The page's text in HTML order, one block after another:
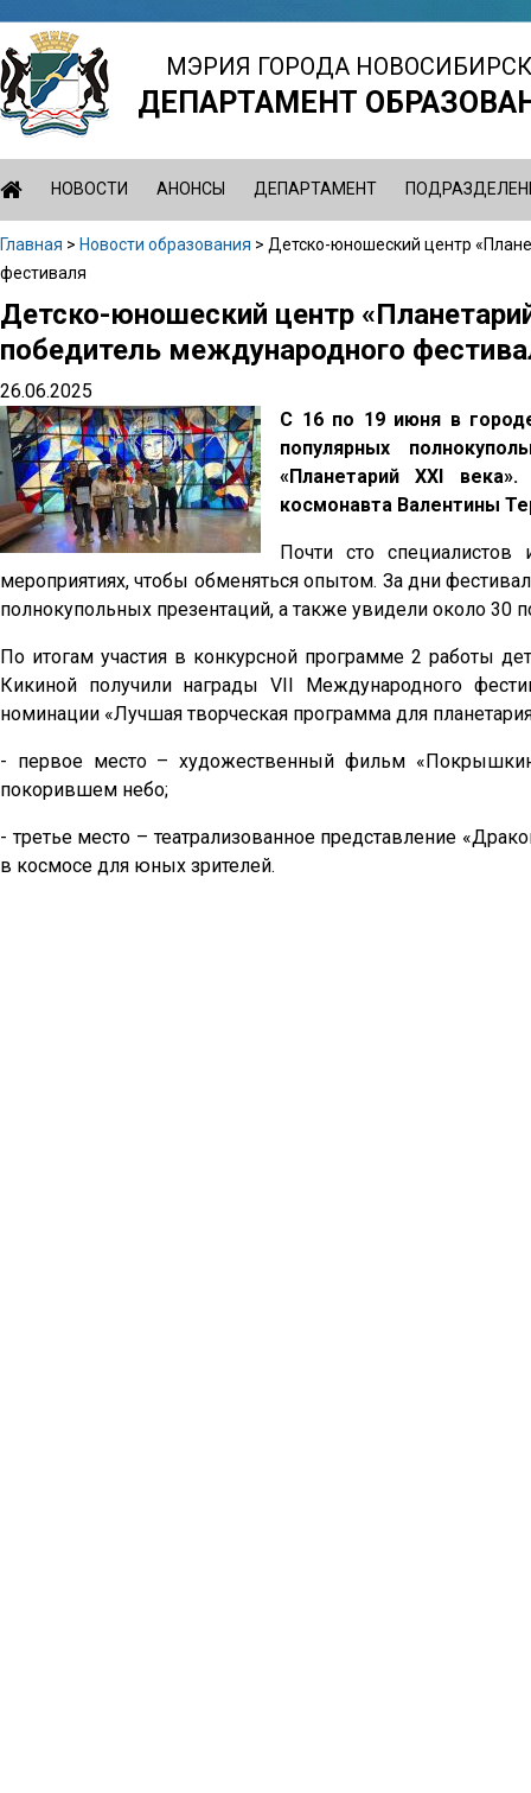
Jump
to
navigation
МЭРИЯ ГОРОДА
ДЕПАРТАМЕНТ
НОВОСТИ АНОНСЫ ДЕПАРТАМЕНТ
Вы
здесь
Главная > Новости образования > Детско-юношеский центр
фестиваля
Back
to
top
Детско-юношеский центр
победитель международного
26.06.2025
С 16 по 19 июня в
популярных
«Планетарий XXI
космонавта Валентины
Почти сто специалистов
мероприятиях, чтобы обменяться опытом. За дни
полнокупольных презентаций, а также увидели около
По итогам участия в конкурсной программе 2 работы
Кикиной получили награды VII Международного
номинации «Лучшая творческая программа для
- первое место – художественный фильм
покорившем небо;
- третье место – театрализованное представление
в космосе для юных зрителей.